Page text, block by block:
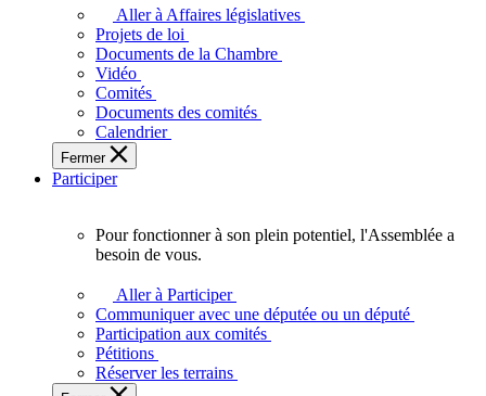
adopte
touchent
des
Ontariennes
et
Aller à Affaires législatives
Projets de loi
Documents de la Chambre
Vidéo
Comités
Documents des comités
Calendrier
Fermer
Participer
plein
potentiel,
l'Assemblée
a
Pour fonctionner à son plein potentiel, l'Assemblée a
besoin de vous.
Aller à Participer
Communiquer avec une députée ou un député
Participation aux comités
Pétitions
Réserver les terrains